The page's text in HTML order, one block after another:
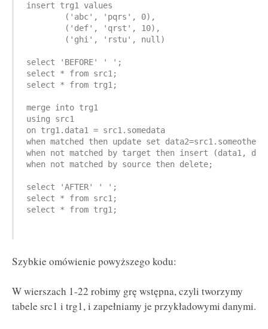
insert trg1 values
select 'BEFORE' ' ';
select * from src1;
select * from trg1;
merge into trg1
using src1
on trg1.data1 = src1.somedata
when matched then update set
when not matched by target then insert (data1,
when not matched by source then delete;
select 'AFTER' ' ';
select * from src1;
select * from trg1;
Szybkie omówienie powyższego kodu:
W wierszach 1-22 robimy grę wstępna, czyli tworzymy
tabele src1 i trg1, i zapełniamy je przykładowymi danymi.